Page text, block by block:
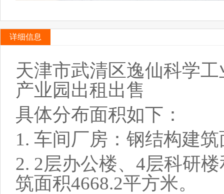
详细信息
天津市武清区逸仙科学
产业园出租出售
具体分布面积如下：
1. 车间厂房：钢结构建
2. 2层办公楼、4层科研
筑面积4668.2平方米。